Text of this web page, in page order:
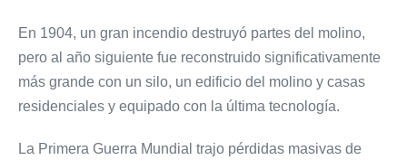
En 1904, un gran incendio destruyó partes del molino,
pero al año siguiente fue reconstruido significativamente
más grande con un silo, un edificio del molino y casas
residenciales y equipado con la última tecnología.
La Primera Guerra Mundial trajo pérdidas masivas de